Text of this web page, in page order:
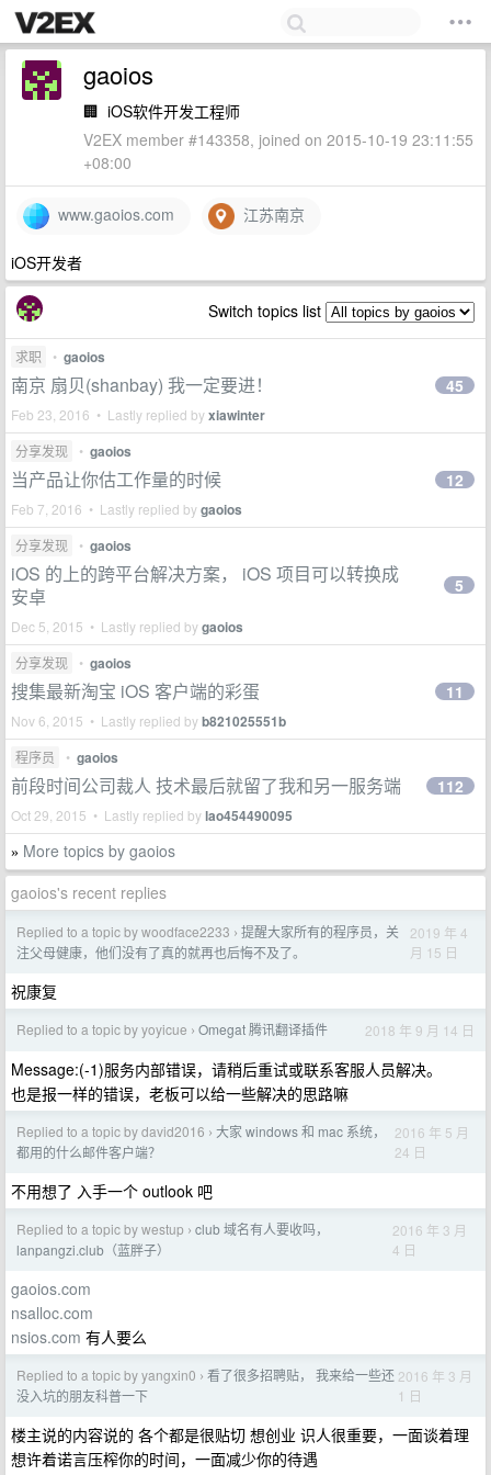
gaoios
🏢 iOS软件开发工程师
V2EX member #143358, joined on 2015-10-19 23:11:55
+08:00
www.gaoios.com 江苏南京
iOS开发者
Switch topics list
求职 • gaoios
南京 扇贝(shanbay) 我一定要进！
Feb 23, 2016 • Lastly replied byxiawinter
45
分享发现 • gaoios
当产品让你估工作量的时候
Feb 7, 2016 • Lastly replied bygaoios
12
分享发现 • gaoios
iOS 的上的跨平台解决方案， iOS 项目可以转换成
安卓
Dec 5, 2015 • Lastly replied bygaoios
5
分享发现 • gaoios
搜集最新淘宝 iOS 客户端的彩蛋
Nov 6, 2015 • Lastly replied byb821025551b
11
程序员 • gaoios
前段时间公司裁人 技术最后就留了我和另一服务端
Oct 29, 2015 • Lastly replied bylao454490095
112
» More topics by gaoios
gaoios's recent replies
Replied to a topic by woodface2233 › 提醒大家所有的程序员，关
注父母健康，他们没有了真的就再也后悔不及了。
2019 年 4
月 15 日
祝康复
Replied to a topic by yoyicue › Omegat 腾讯翻译插件 2018 年 9 月 14 日
Message:(-1)服务内部错误，请稍后重试或联系客服人员解决。
也是报一样的错误，老板可以给一些解决的思路嘛
Replied to a topic by david2016 › 大家 windows 和 mac 系统，
都用的什么邮件客户端？
2016 年 5 月
24 日
不用想了 入手一个 outlook 吧
Replied to a topic by westup › club 域名有人要收吗，
lanpangzi.club（蓝胖子）
2016 年 3 月
4 日
gaoios.com
nsalloc.com
nsios.com 有人要么
Replied to a topic by yangxin0 › 看了很多招聘贴， 我来给一些还
没入坑的朋友科普一下
2016 年 3 月
1 日
楼主说的内容说的 各个都是很贴切 想创业 识人很重要，一面谈着理
想许着诺言压榨你的时间，一面减少你的待遇